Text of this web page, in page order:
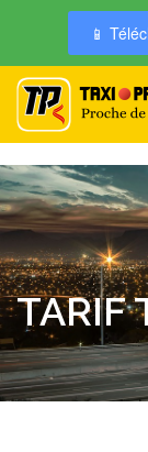
📱
TARIF